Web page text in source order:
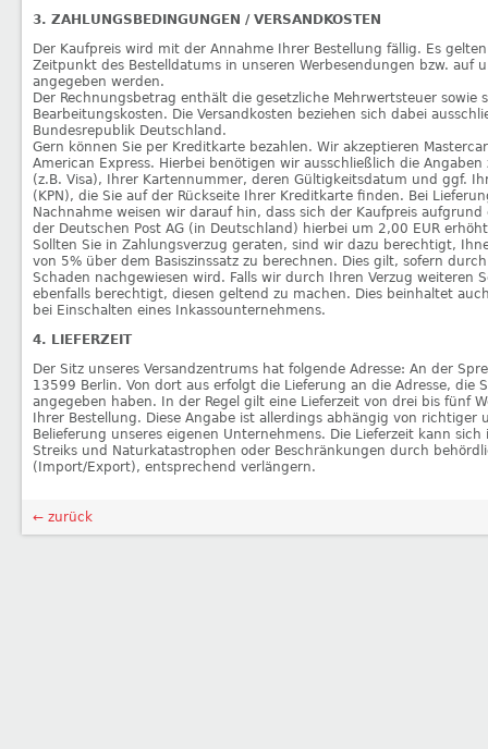
3. ZAHLUNGSBEDINGUNGEN / VERSANDKOSTEN
Der Kaufpreis wird mit der Annahme Ihrer Bestellung fällig. Es
Zeitpunkt des Bestelldatums in unseren Werbesendungen bzw. auf
angegeben werden.
Der Rechnungsbetrag enthält die gesetzliche Mehrwertsteuer sowie
Bearbeitungskosten. Die Versandkosten beziehen sich dabei
Bundesrepublik Deutschland.
Gern können Sie per Kreditkarte bezahlen. Wir akzeptieren
American Express. Hierbei benötigen wir ausschließlich die
(z.B. Visa), Ihrer Kartennummer, deren Gültigkeitsdatum und ggf.
(KPN), die Sie auf der Rückseite Ihrer Kreditkarte finden. Bei
Nachnahme weisen wir darauf hin, dass sich der Kaufpreis
der Deutschen Post AG (in Deutschland) hierbei um 2,00 EUR
Sollten Sie in Zahlungsverzug geraten, sind wir dazu berechtigt,
von 5% über dem Basiszinssatz zu berechnen. Dies gilt, sofern
Schaden nachgewiesen wird. Falls wir durch Ihren Verzug weiteren
ebenfalls berechtigt, diesen geltend zu machen. Dies beinhaltet
bei Einschalten eines Inkassounternehmens.
4. LIEFERZEIT
Der Sitz unseres Versandzentrums hat folgende Adresse: An der
13599 Berlin. Von dort aus erfolgt die Lieferung an die Adresse, die
angegeben haben. In der Regel gilt eine Lieferzeit von drei bis fünf
Ihrer Bestellung. Diese Angabe ist allerdings abhängig von richtiger
Belieferung unseres eigenen Unternehmens. Die Lieferzeit kann sich
Streiks und Naturkatastrophen oder Beschränkungen durch
(Import/Export), entsprechend verlängern.
← zurück